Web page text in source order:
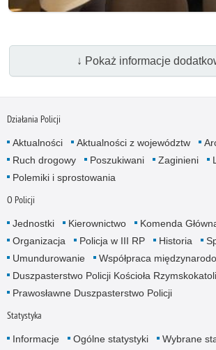
↓ Pokaż informacje
Działania Policji
Aktualności Aktualności z województw
Ruch drogowy
Poszukiwani Zaginieni
Polemiki i sprostowania
O Policji
Jednostki Kierownictwo
Komenda
Organizacja
Policja w III RP Historia
Umundurowanie
Współpraca
Duszpasterstwo Policji Kościoła
Prawosławne Duszpasterstwo Policji
Statystyka
Informacje Ogólne statystyki
Wybrane